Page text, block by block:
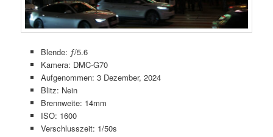
Blende: ƒ/5.6
Kamera: DMC-G70
Aufgenommen: 3 Dezember, 2024
Blitz: Nein
Brennweite: 14mm
ISO: 1600
Verschlusszeit: 1/50s